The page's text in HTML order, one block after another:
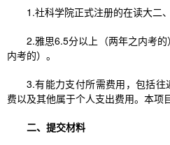
1.社科学院正式注册的在读大二
2.雅思6.5分以上（两年之内考
内考的）。
3.有能力支付所需费用，包括
费以及其他属于个人支出费用。本项
二、提交材料